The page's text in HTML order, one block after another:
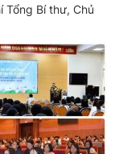
Tổng Bí thư, Chủ